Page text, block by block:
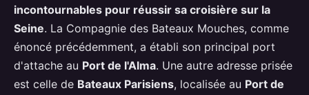
incontournables pour réussir sa croisière sur la
Seine. La Compagnie des Bateaux Mouches, comme
énoncé précédemment, a établi son principal port
d'attache au Port de l'Alma. Une autre adresse prisée
est celle de Bateaux Parisiens, localisée au Port de